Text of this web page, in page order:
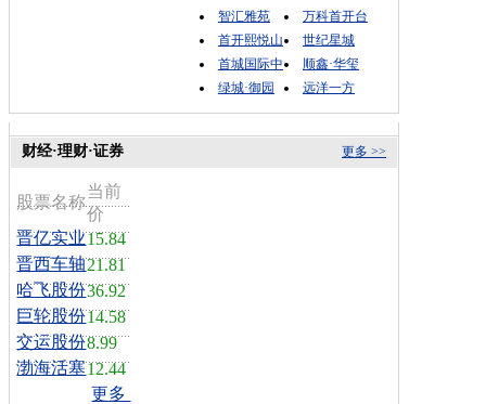
智汇雅苑
万科首开台
首开熙悦山
世纪星城
首城国际中
顺鑫·华玺
绿城·御园
远洋一方
更多 >>
财经·理财·证券
股票名称
当前
价
晋亿实业15.84
晋西车轴21.81
哈飞股份36.92
巨轮股份14.58
交运股份8.99
渤海活塞12.44
更多